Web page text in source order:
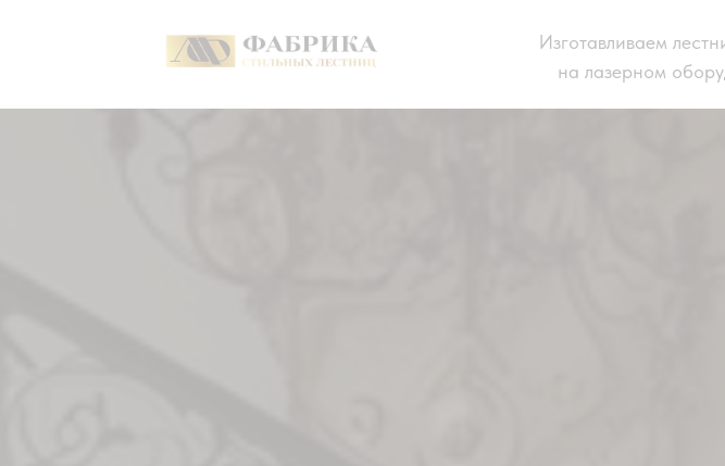
Изготавливаем
на лазерном